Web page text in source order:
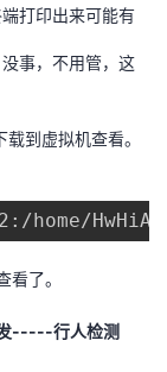
打印出来可能有
事，不用管，这
到虚拟机查看。
home/
了。
-----行人检测